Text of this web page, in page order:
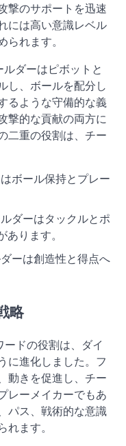
撃のサポートを迅速
には高い意識レベル
れます。
ダーはピボットと
し、ボールを配分し
るような守備的な義
撃的な貢献の両方に
二重の役割は、チー
ボール保持とプレー
ダーはタックルとポ
ります。
ーは創造性と得点へ
略
ドの役割は、ダイ
に進化しました。フ
動きを促進し、チー
レーメイカーでもあ
パス、戦術的な意識
ます。